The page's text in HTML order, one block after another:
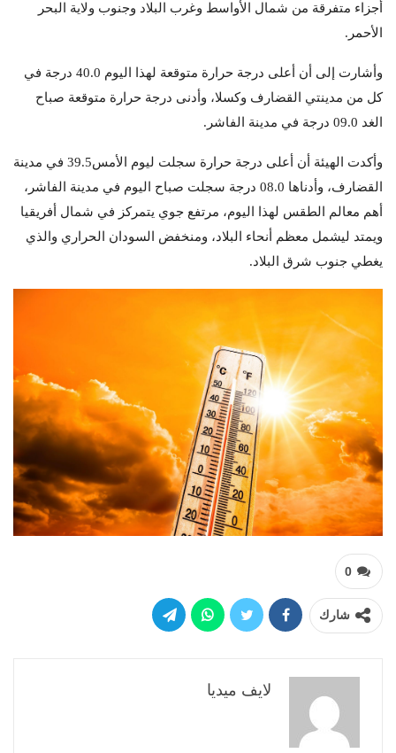
أجزاء متفرقة من شمال الأواسط وغرب البلاد وجنوب ولاية البحر
الأحمر.
وأشارت إلى أن أعلى درجة حرارة متوقعة لهذا اليوم 40.0 درجة في
كل من مدينتي القضارف وكسلا، وأدنى درجة حرارة متوقعة صباح
الغد 09.0 درجة في مدينة الفاشر.
وأكدت الهيئة أن أعلى درجة حرارة سجلت ليوم الأمس39.5 في مدينة
القضارف، وأدناها 08.0 درجة سجلت صباح اليوم في مدينة الفاشر،
أهم معالم الطقس لهذا اليوم، مرتفع جوي يتمركز في شمال أفريقيا
ويمتد ليشمل معظم أنحاء البلاد، ومنخفض السودان الحراري والذي
يغطي جنوب شرق البلاد.
0
شارك
لايف ميديا